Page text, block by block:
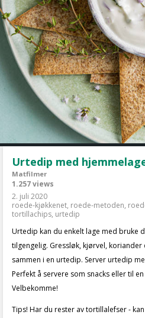
Urtedip med
Matfilmer
1.257 views
2. juli 2020
roede-kjøkkenet, roede-metoden,
tortillachips, urtedip
Urtedip kan du enkelt lage med bruke
tilgengelig. Gressløk, kjørvel,
sammen i en urtedip. Server urtedip
Perfekt å servere som snacks eller til
Velbekomme!
Tips! Har du rester av tortillalefser -